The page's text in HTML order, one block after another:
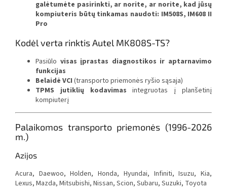
galėtumėte pasirinkti, ar norite, ar norite, kad jūsų
kompiuteris būtų tinkamas naudoti: IM508S, IM608 II
Pro
Kodėl verta rinktis Autel MK808S-TS?
Pasiūlo visas įprastas diagnostikos ir aptarnavimo
funkcijas
Belaidė VCI (transporto priemonės ryšio sąsaja)
TPMS jutiklių kodavimas integruotas į planšetinį
kompiuterį
Palaikomos transporto priemonės (1996-2026
m.)
Azijos
Acura, Daewoo, Holden, Honda, Hyundai, Infiniti, Isuzu, Kia,
Lexus, Mazda, Mitsubishi, Nissan, Scion, Subaru, Suzuki, Toyota